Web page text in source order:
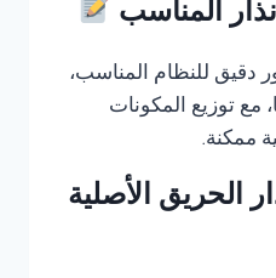
دقيق للنظام المناسب،
مع توزيع المكونات
ممكنة.